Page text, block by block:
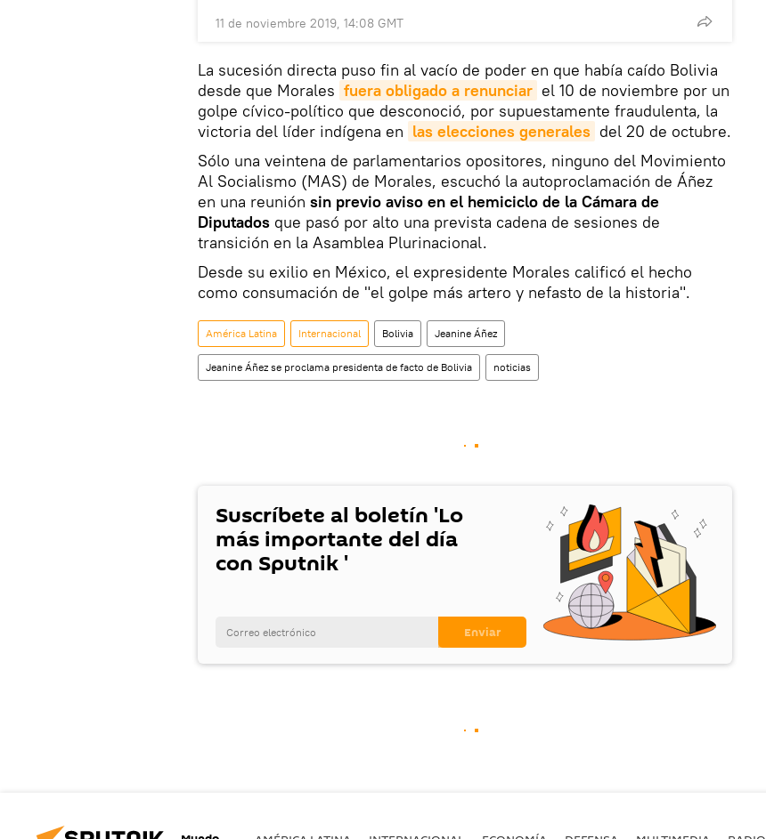
11 de noviembre 2019, 14:08 GMT
La sucesión directa puso fin al vacío de poder en que había caído Bolivia
desde que Morales fuera obligado a renunciar el 10 de noviembre por un
golpe cívico-político que desconoció, por supuestamente fraudulenta, la
victoria del líder indígena en las elecciones generales del 20 de octubre.
Sólo una veintena de parlamentarios opositores, ninguno del Movimiento
Al Socialismo (MAS) de Morales, escuchó la autoproclamación de Áñez
en una reunión sin previo aviso en el hemiciclo de la Cámara de
Diputados que pasó por alto una prevista cadena de sesiones de
transición en la Asamblea Plurinacional.
Desde su exilio en México, el expresidente Morales calificó el hecho
como consumación de "el golpe más artero y nefasto de la historia".
América Latina Internacional Bolivia Jeanine Áñez
Jeanine Áñez se proclama presidenta de facto de Bolivia noticias
Suscríbete al boletín 'Lo
más importante del día
con Sputnik '